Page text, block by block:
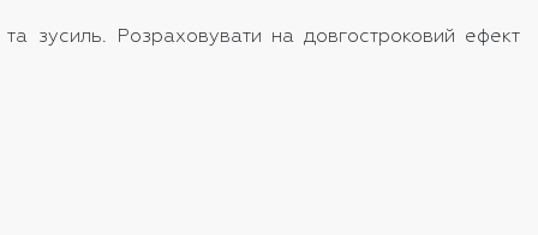
зусиль. Розраховувати на довгостроковий ефект